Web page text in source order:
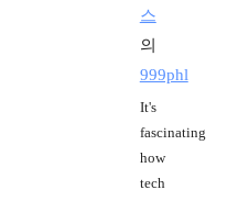
스
의
999phl
It's
fascinating
how
tech